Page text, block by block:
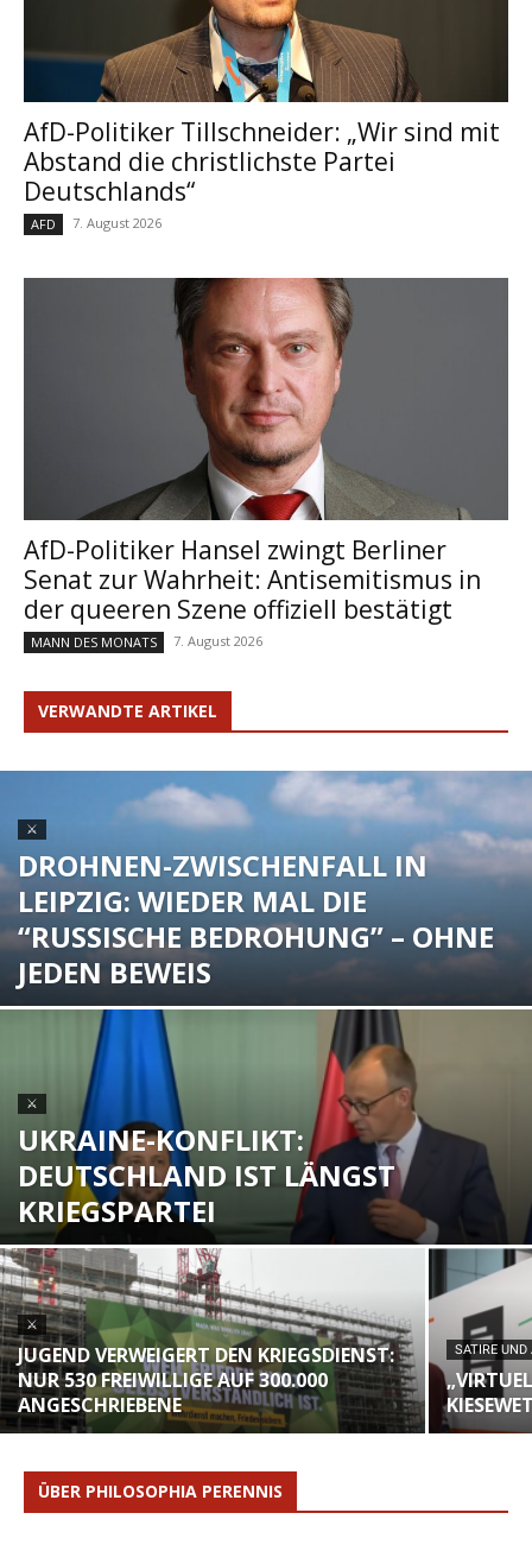
AfD-Politiker Tillschneider: „Wir sind mit
Abstand die christlichste Partei
Deutschlands“
AFD 7. August 2026
AfD-Politiker Hansel zwingt Berliner
Senat zur Wahrheit: Antisemitismus in
der queeren Szene offiziell bestätigt
MANN DES MONATS 7. August 2026
VERWANDTE ARTIKEL
⚔
DROHNEN-ZWISCHENFALL IN
LEIPZIG: WIEDER MAL DIE
“RUSSISCHE BEDROHUNG” – OHNE
JEDEN BEWEIS
⚔
UKRAINE-KONFLIKT:
DEUTSCHLAND IST LÄNGST
KRIEGSPARTEI
⚔
JUGEND VERWEIGERT DEN KRIEGSDIENST:
NUR 530 FREIWILLIGE AUF 300.000
ANGESCHRIEBENE
SATIRE UND
ÜBER PHILOSOPHIA PERENNIS